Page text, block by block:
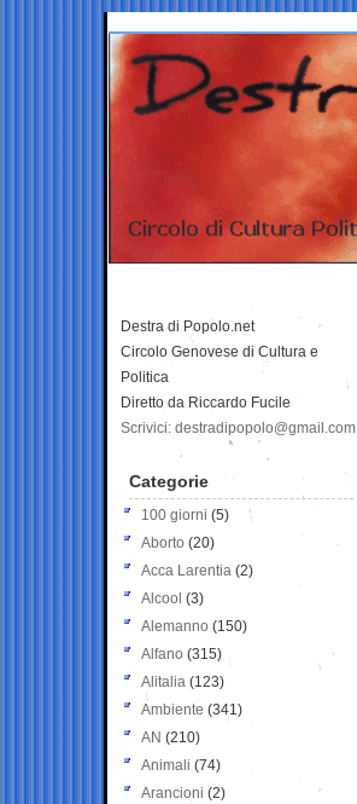
Destra di Popolo.net
Circolo Genovese di Cultura e
Politica
Diretto da Riccardo Fucile
Scrivici: destradipopolo@gmail.com
Categorie
100 giorni (5)
Aborto (20)
Acca Larentia (2)
Alcool (3)
Alemanno (150)
Alfano (315)
Alitalia (123)
Ambiente (341)
AN (210)
Animali (74)
Arancioni (2)